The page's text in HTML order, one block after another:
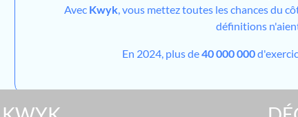
Avec Kwyk, vous mettez toutes les chances du
définitions
En 2024, plus de40 000 000